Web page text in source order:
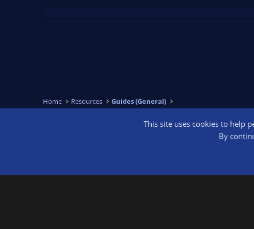
Home Resources Guides (General)
This site uses cookies to help
By